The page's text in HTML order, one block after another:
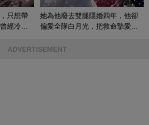
只想帶
經冷漠
她為他廢去雙腿隱婚四年，他卻
偏愛全隊白月光，把救命摯愛當
ADVERTISEMENT